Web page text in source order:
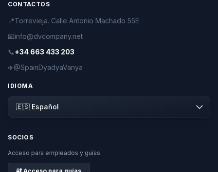
CONTACTOS
📍Torrevieja. Calle Antonio Machado 55E
📧info@dvcompany.net
📞+34 663 433 203
✈️@SpainDyadyaVanya
IDIOMA
SOCIOS
Acceso para empleados y guías.